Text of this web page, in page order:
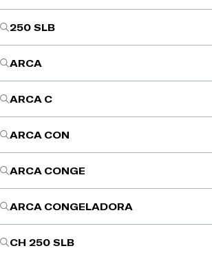
250 SLB
ARCA
ARCA C
ARCA CON
ARCA CONGE
ARCA CONGELADORA
CH 250 SLB